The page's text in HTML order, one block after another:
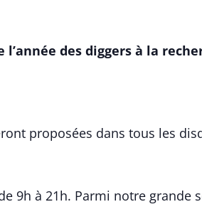
l’année des diggers à la
proposées dans tous les
9h à 21h. Parmi notre grande